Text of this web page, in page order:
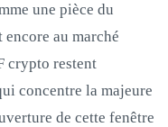
une pièce du
au marché
crypto restent
concentre la majeure
de cette fenêtre